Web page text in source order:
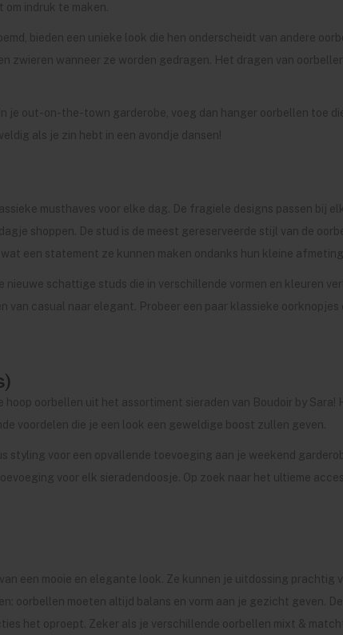
indruk te maken.
bieden een unieke look die hen onderscheidt van andere
zwieren wanneer ze worden gedragen. Het dragen van
je out-on-the-town garderobe, voeg dan hanger oorbellen toe
als je zin hebt in een avondje dansen!
musthaves voor elke dag. De fragiele designs passen bij
shoppen. De stud is de meest gereserveerde stijl van de
een statement ze kunnen maken ondanks hun kleine
schattige studs die in verschillende vormen en kleuren
van casual naar elegant. Probeer een paar klassieke
oorbellen uit het assortiment sieraden van Boudoir by Sara!
voordelen die je een look een geweldige boost zullen geven.
styling voor een opvallende toevoeging aan je weekend
voor elk sieradendoosje. Op zoek naar het ultieme
een mooie en elegante look. Ze kunnen je uitdossing
oorbellen moeten altijd balans en vorm aan je gezicht geven.
het oproept. Zeker als je verschillende oorbellen mixt &